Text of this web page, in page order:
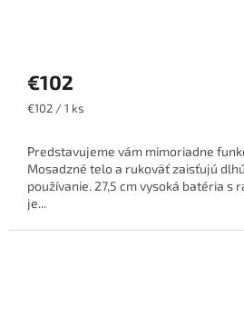
€102
Jednotková
€102 / 1 ks
Predstavujeme vám mimoriadne
Mosadzné telo a rukoväť zaisťujú
používanie. 27,5 cm vysoká batéria s
je...